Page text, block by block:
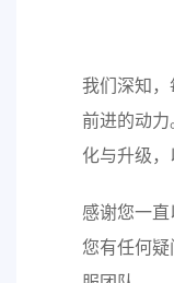
我们深知
前进的动
化与升级，
感谢您一
您有任何